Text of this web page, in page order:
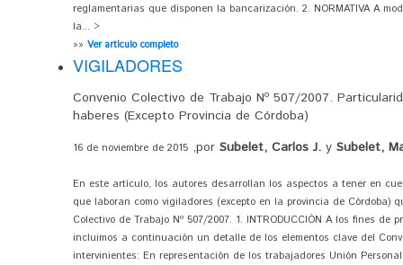
reglamentarias que disponen la bancarización. 2. NORMATIVA A
la... >
»» Ver artículo completo
VIGILADORES
Convenio Colectivo de Trabajo Nº 507/2007.
haberes (Excepto Provincia de Córdoba)
16 de noviembre de 2015 ,por Subelet, Carlos J. y Subelet,
En este artículo, los autores desarrollan los aspectos a tener en
que laboran como vigiladores (excepto en la provincia de Córdoba)
Colectivo de Trabajo Nº 507/2007. 1. INTRODUCCIÓN A los fines
incluimos a continuación un detalle de los elementos clave del
intervinientes: En representación de los trabajadores Unión